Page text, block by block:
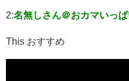
2:名無しさん＠おカマいっ
This おすすめ